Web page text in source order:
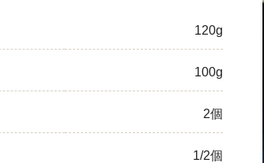
120g
100g
2個
1/2個